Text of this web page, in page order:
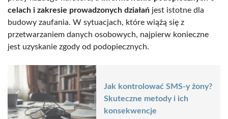
celach i zakresie prowadzonych działań jest istotne dla
budowy zaufania. W sytuacjach, które wiążą się z
przetwarzaniem danych osobowych, najpierw konieczne
jest uzyskanie zgody od podopiecznych.
Jak kontrolować SMS-y żony?
Skuteczne metody i ich
konsekwencje